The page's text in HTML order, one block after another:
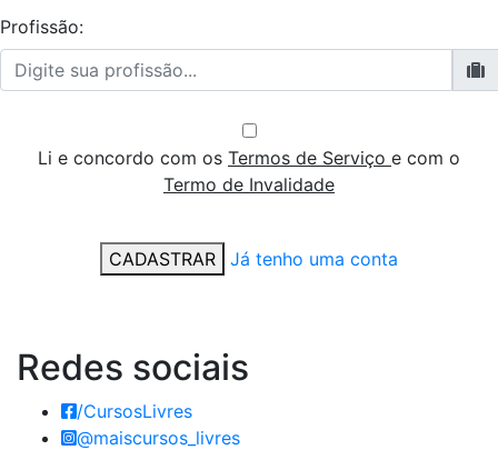
Profissão:
Li e concordo com os Termos de Serviço e com o
Termo de Invalidade
CADASTRAR Já tenho uma conta
Redes sociais
/CursosLivres
@maiscursos_livres